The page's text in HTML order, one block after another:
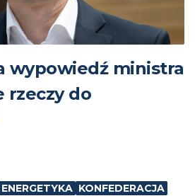
wypowiedź ministra
rzeczy do
ENERGETYKA KONFEDERACJA